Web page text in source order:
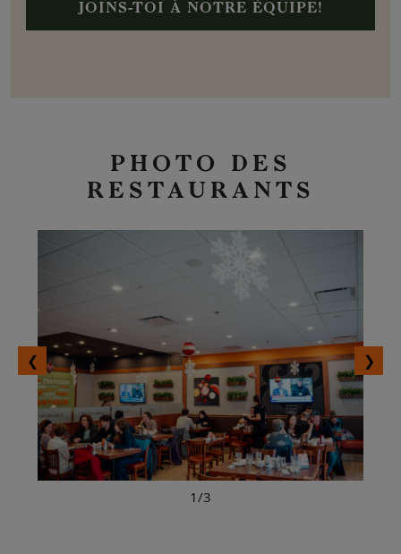
JOINS-TOI À NOTRE ÉQUIPE!
PHOTO DES
RESTAURANTS
❮ ❯
1/3